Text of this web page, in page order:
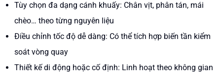
Tùy chọn đa dạng cánh khuấy: Chân vịt, phân tán, mái
chèo… theo từng nguyên liệu
Điều chỉnh tốc độ dễ dàng: Có thể tích hợp biến tần kiểm
soát vòng quay
Thiết kế di động hoặc cố định: Linh hoạt theo không gian